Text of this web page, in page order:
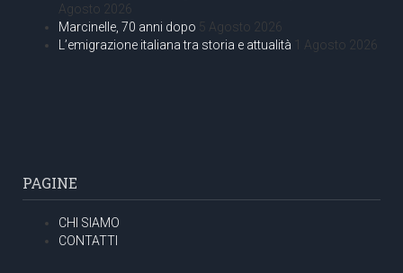
Agosto 2026
Marcinelle, 70 anni dopo 5 Agosto 2026
L’emigrazione italiana tra storia e attualità 1 Agosto 2026
PAGINE
CHI SIAMO
CONTATTI